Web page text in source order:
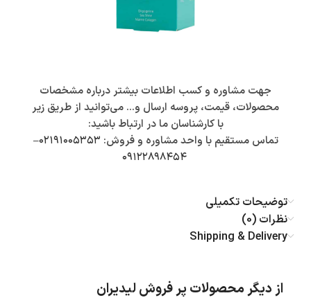
جهت مشاوره و کسب اطلاعات بیشتر درباره مشخصات
محصولات، قیمت، پروسه ارسال و… می‌توانید از طریق زیر
با کارشناسان ما در ارتباط باشید:
تماس مستقیم با واحد مشاوره و فروش: ۰۲۱۹۱۰۰۵۳۵۳–
۰۹۱۲۲۸۹۸۴۵۴
توضیحات تکمیلی
نظرات (0)
Shipping & Delivery
از دیگر محصولات پر فروش لیدیران